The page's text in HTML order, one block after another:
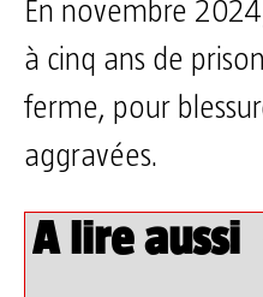
En novembre
à cinq ans de
ferme, pour
aggravées.
A lire aussi